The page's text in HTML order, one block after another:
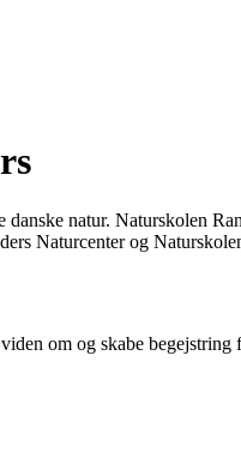
natur. Naturskolen
Naturcenter og
om og skabe